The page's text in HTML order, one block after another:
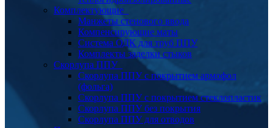
Комплектующие
Манжеты стенового ввода
Компенсирующие маты
Система ОДК для труб ППУ
Комплекты заделки стыков
Скорлупа ППУ
Скорлупа ППУ с покрытием армофол
(фольга)
Скорлупа ППУ с покрытием стеклопластик
Скорлупа ППУ без покрытия
Скорлупа ППУ для отводов